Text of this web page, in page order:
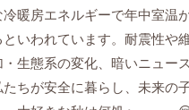
暖房エネルギーで年中室温
いわれています。耐震性や
生態系の変化、暗いニュー
ちが安全に暮らし、未来の